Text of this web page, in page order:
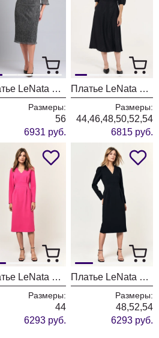
Платье LeNata 16365 темное серебро
Размеры:
56
6931 руб.
Платье LeNata 11342 рисунок на черном
Размеры:
44,46,48,50,52,54
6815 руб.
Платье LeNata 11226 фуксия
Размеры:
44
6293 руб.
Платье LeNata 11226 черный
Размеры:
48,52,54
6293 руб.